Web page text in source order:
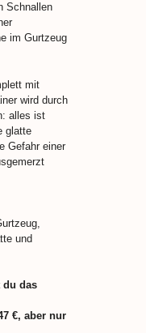
Schnallen
im Gurtzeug
mit
wird durch
alles ist
glatte
Gefahr einer
und
du das
€, aber nur